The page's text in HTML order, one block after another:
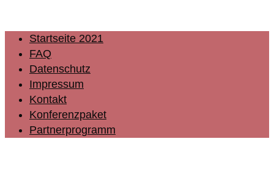
Startseite 2021
FAQ
Datenschutz
Impressum
Kontakt
Konferenzpaket
Partnerprogramm